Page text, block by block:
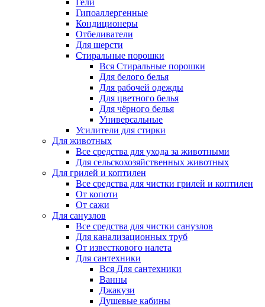
Гели
Гипоаллергенные
Кондиционеры
Отбеливатели
Для шерсти
Стиральные порошки
Вся Стиральные порошки
Для белого белья
Для рабочей одежды
Для цветного белья
Для чёрного белья
Универсальные
Усилители для стирки
Для животных
Все средства для ухода за животными
Для сельскохозяйственных животных
Для грилей и коптилен
Все средства для чистки грилей и коптилен
От копоти
От сажи
Для санузлов
Все средства для чистки санузлов
Для канализационных труб
От известкового налета
Для сантехники
Вся Для сантехники
Ванны
Джакузи
Душевые кабины